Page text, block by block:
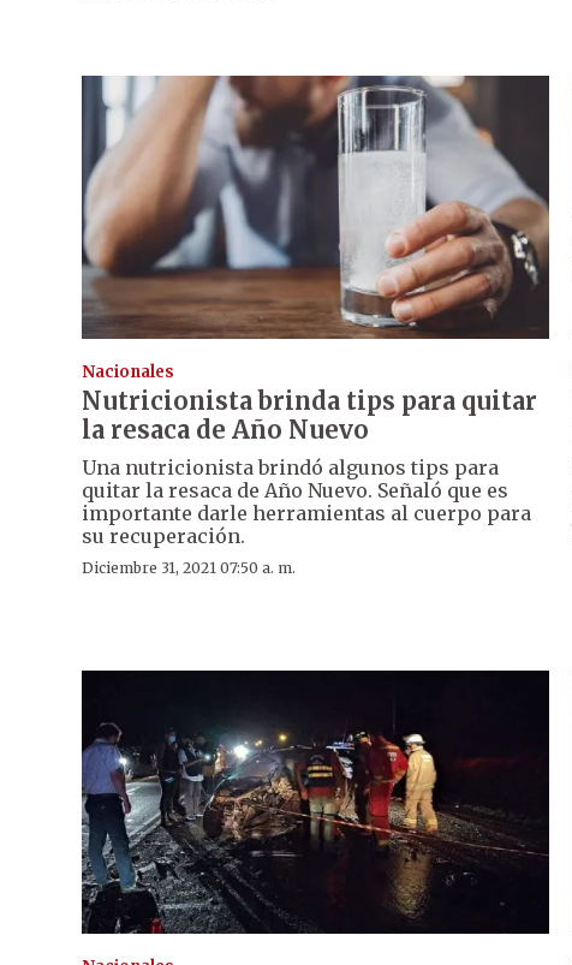
Nacionales
Nutricionista brinda tips para quitar
la resaca de Año Nuevo
Una nutricionista brindó algunos tips para
quitar la resaca de Año Nuevo. Señaló que es
importante darle herramientas al cuerpo para
su recuperación.
Diciembre 31, 2021 07:50 a. m.